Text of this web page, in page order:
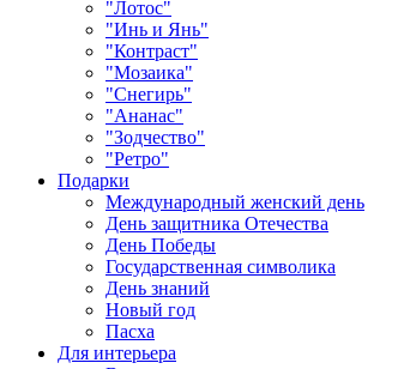
"Лотос"
"Инь и Янь"
"Контраст"
"Мозаика"
"Снегирь"
"Ананас"
"Зодчество"
"Ретро"
Подарки
Международный женский день
День защитника Отечества
День Победы
Государственная символика
День знаний
Новый год
Пасха
Для интерьера